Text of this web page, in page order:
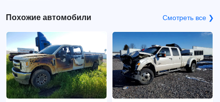
Похожие автомобили Смотреть все ❯